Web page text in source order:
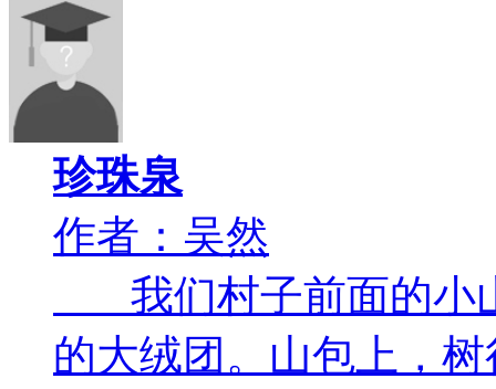
珍珠泉
作者：吴然
我们村子前面的小
的大绒团。山包上，